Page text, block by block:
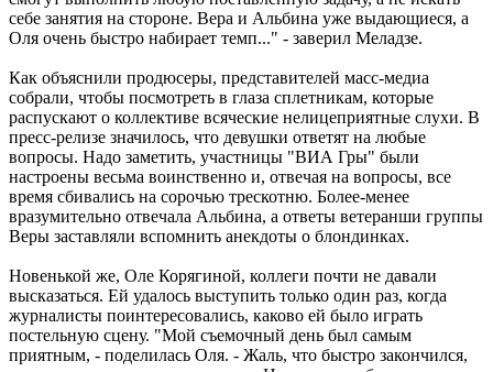
себе занятия на стороне. Вера и Альбина уже выдающиеся, а
Оля очень быстро набирает темп..." - заверил Меладзе.
Как объяснили продюсеры, представителей масс-медиа
собрали, чтобы посмотреть в глаза сплетникам, которые
распускают о коллективе всяческие нелицеприятные слухи. В
пресс-релизе значилось, что девушки ответят на любые
вопросы. Надо заметить, участницы "ВИА Гры" были
настроены весьма воинственно и, отвечая на вопросы, все
время сбивались на сорочью трескотню. Более-менее
вразумительно отвечала Альбина, а ответы ветеранши группы
Веры заставляли вспомнить анекдоты о блондинках.
Новенькой же, Оле Корягиной, коллеги почти не давали
высказаться. Ей удалось выступить только один раз, когда
журналисты поинтересовались, каково ей было играть
постельную сцену. "Мой съемочный день был самым
приятным, - поделилась Оля. - Жаль, что быстро закончился,